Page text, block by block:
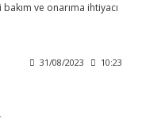
ve onarıma ihtiyacı
31/08/2023 10:23